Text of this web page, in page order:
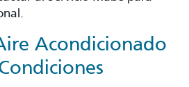
Acondicionado